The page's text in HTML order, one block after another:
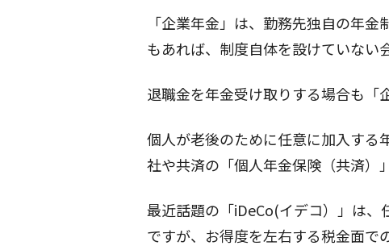
「企業年金」は、勤務先独自の年
もあれば、制度自体を設けていない
退職金を年金受け取りする場合も「
個人が老後のために任意に加入する
社や共済の「個人年金保険（共済）
最近話題の「iDeCo(イデコ）」は
ですが、お得度を左右する税金面で